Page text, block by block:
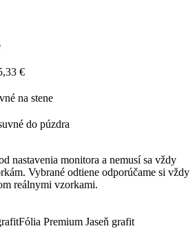
€
na stene
do púzdra
nastavenia monitora a nemusí sa vždy
Vybrané odtiene odporúčame si vždy
reálnymi vzorkami.
Fólia Premium Jaseň grafit